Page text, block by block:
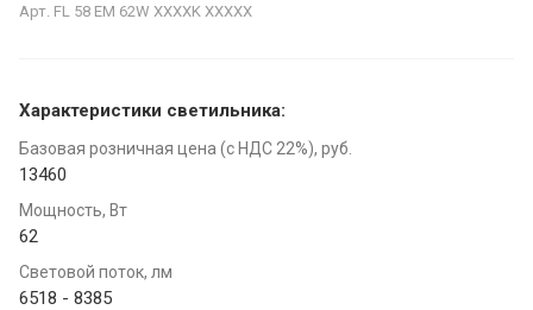
Арт. FL 58 EM 62W XXXXK XXXXX
Характеристики светильника:
Базовая розничная цена (с НДС 22%), руб.
13460
Мощность, Вт
62
Световой поток, лм
6518 - 8385